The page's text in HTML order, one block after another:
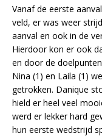
Vanaf de eerste
veld, er was weer
aanval en ook in de
Hierdoor kon er ook
en door de
Nina (1) en Laila (1)
getrokken. Danique
hield er heel veel
werd er lekker hard
hun eerste wedstrijd